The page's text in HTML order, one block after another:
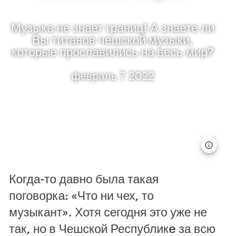
Музыка не знает границ! А знаете ли
Вы титанов чешской музыки,
которые прославились на весь мир?
февраль 7 2022
Когда-то давно была такая
поговорка: «Что ни чех, то
музыкант». Хотя сегодня это уже не
так, но в Чешской Республикe за всю